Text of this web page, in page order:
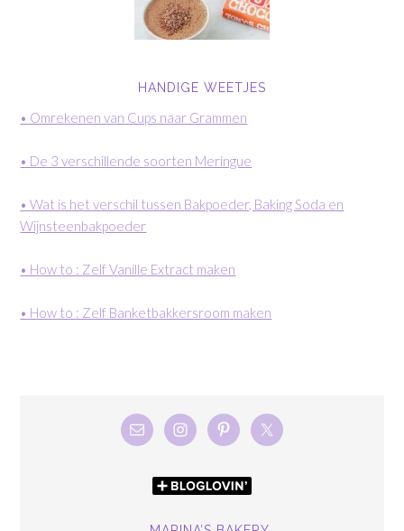
HANDIGE WEETJES
• Omrekenen van Cups naar Grammen
• De 3 verschillende soorten Meringue
• Wat is het verschil tussen Bakpoeder, Baking Soda en
Wijnsteenbakpoeder
• How to : Zelf Vanille Extract maken
• How to : Zelf Banketbakkersroom maken